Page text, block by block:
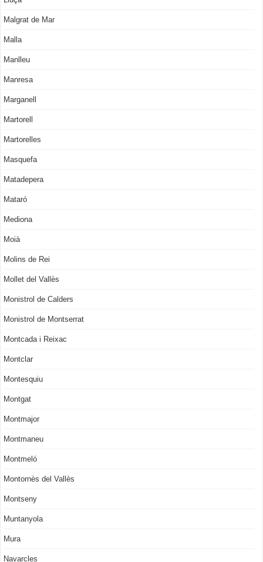
Malgrat de Mar
Malla
Manlleu
Manresa
Marganell
Martorell
Martorelles
Masquefa
Matadepera
Mataró
Mediona
Moià
Molins de Rei
Mollet del Vallès
Monistrol de Calders
Monistrol de Montserrat
Montcada i Reixac
Montclar
Montesquiu
Montgat
Montmajor
Montmaneu
Montmeló
Montornès del Vallès
Montseny
Muntanyola
Mura
Navarcles